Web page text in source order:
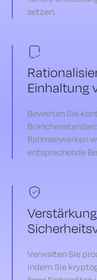
setzen.
Einhaltung
Bewerten Sie
Rahmenwerken
entsprechende
Verwalten Sie
indem Sie